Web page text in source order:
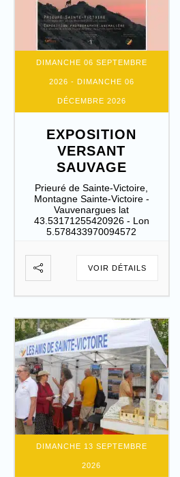
DIMANCHE 06 SEPTEMBRE
2026 - DIMANCHE 06
DÉCEMBRE 2026
EXPOSITION
VERSANT
SAUVAGE
Prieuré de Sainte-Victoire,
Montagne Sainte-Victoire -
Vauvenargues lat
43.53171255420926 - Lon
5.578433970094572
VOIR DÉTAILS
DIMANCHE 13 SEPTEMBRE
2026